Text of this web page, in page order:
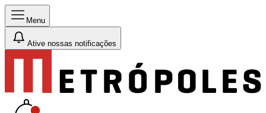
Menu
Ative nossas notificações